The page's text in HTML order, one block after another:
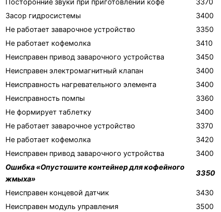
Посторонние звуки при приготовлении кофе
3370
Засор гидросистемы
3400
Не работает заварочное устройство
3350
Не работает кофемолка
3410
Неисправен привод заварочного устройства
3450
Неисправен электромагнитный клапан
3400
Неисправность нагревательного элемента
3400
Неисправность помпы
3360
Не формирует таблетку
3400
Не работает заварочное устройство
3370
Не работает кофемолка
3420
Неисправен привод заварочного устройства
3400
Ошибка «Опустошите контейнер для кофейного
жмыха»
3350
Неисправен концевой датчик
3430
Неисправен модуль управления
3500